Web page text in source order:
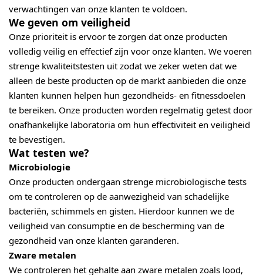
verwachtingen van onze klanten te voldoen.
We geven om veiligheid
Onze prioriteit is ervoor te zorgen dat onze producten
volledig veilig en effectief zijn voor onze klanten. We voeren
strenge kwaliteitstesten uit zodat we zeker weten dat we
alleen de beste producten op de markt aanbieden die onze
klanten kunnen helpen hun gezondheids- en fitnessdoelen
te bereiken. Onze producten worden regelmatig getest door
onafhankelijke laboratoria om hun effectiviteit en veiligheid
te bevestigen.
Wat testen we?
Microbiologie
Onze producten ondergaan strenge microbiologische tests
om te controleren op de aanwezigheid van schadelijke
bacteriën, schimmels en gisten. Hierdoor kunnen we de
veiligheid van consumptie en de bescherming van de
gezondheid van onze klanten garanderen.
Zware metalen
We controleren het gehalte aan zware metalen zoals lood,